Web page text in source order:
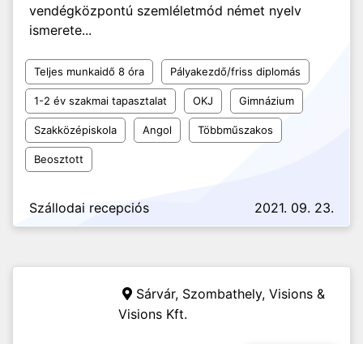
vendégközpontú szemléletmód német nyelv
ismerete...
Teljes munkaidő 8 óra Pályakezdő/friss diplomás
1-2 év szakmai tapasztalat OKJ Gimnázium
Szakközépiskola Angol Többműszakos
Beosztott
Szállodai recepciós 2021. 09. 23.
Sárvár, Szombathely, Visions &
Visions Kft.